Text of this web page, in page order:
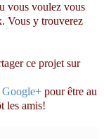
vous voulez vous
Vous y trouverez
ce projet sur
Google+ pour être au
les amis!